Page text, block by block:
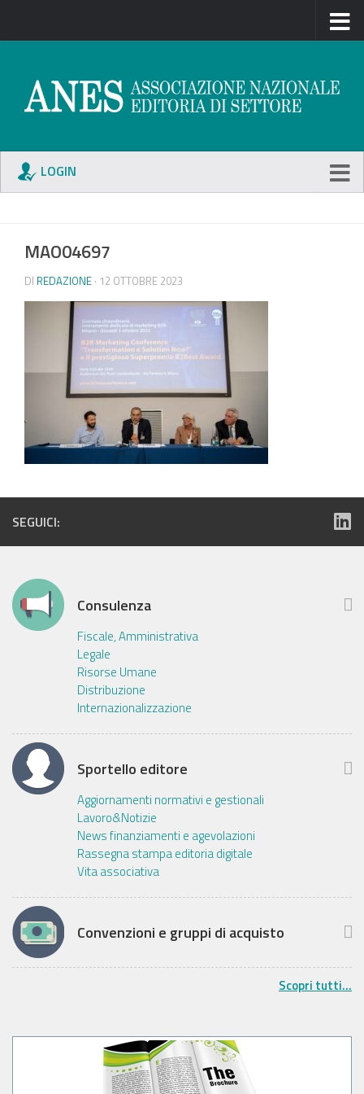
LOGIN
MAO04697
DI REDAZIONE · 12 OTTOBRE 2023
SEGUICI:
Consulenza
Fiscale, Amministrativa
Legale
Risorse Umane
Distribuzione
Internazionalizzazione
Sportello editore
Aggiornamenti normativi e gestionali
Lavoro&Notizie
News finanziamenti e agevolazioni
Rassegna stampa editoria digitale
Vita associativa
Convenzioni e gruppi di acquisto
Scopri tutti...